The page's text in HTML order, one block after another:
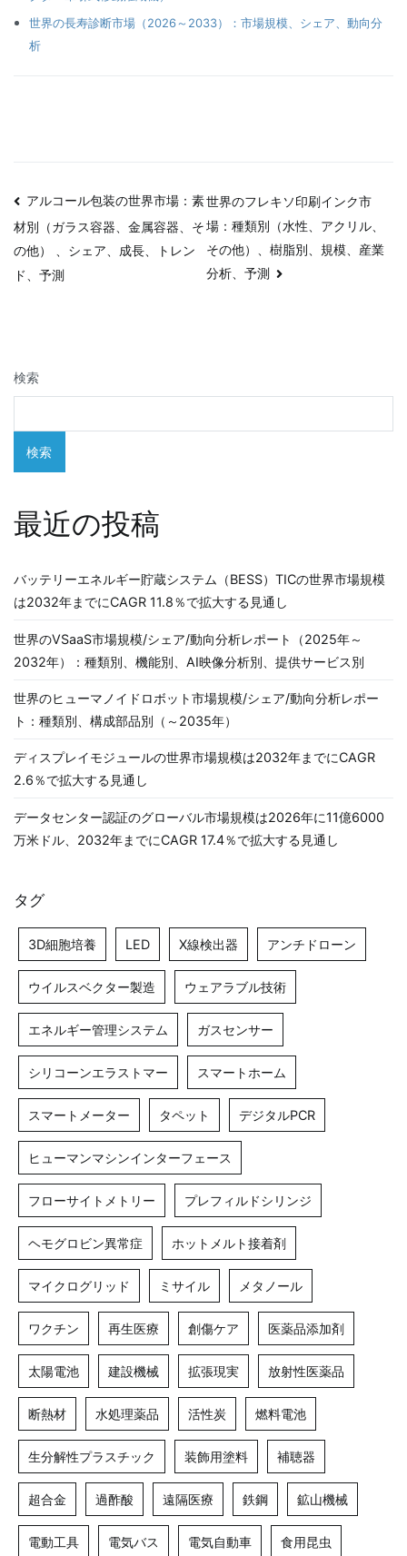
世界の長寿診断市場（2026～2033）：市場規模、シェア、動向分
析
投
稿
ナ
ー
シ
ョ
ン
アルコール包装の世界市場：素
材別（ガラス容器、金属容器、そ
の他） 、シェア、成長、トレン
ド、予測
世界のフレキソ印刷インク市
場：種類別（水性、アクリル、
その他）、樹脂別、規模、産業
分析、予測
検索
検索
最近の投稿
バッテリーエネルギー貯蔵システム（BESS）TICの世界市場規模
は2032年までにCAGR 11.8％で拡大する見通し
世界のVSaaS市場規模/シェア/動向分析レポート（2025年～
2032年）：種類別、機能別、AI映像分析別、提供サービス別
世界のヒューマノイドロボット市場規模/シェア/動向分析レポー
ト：種類別、構成部品別（～2035年）
ディスプレイモジュールの世界市場規模は2032年までにCAGR
2.6％で拡大する見通し
データセンター認証のグローバル市場規模は2026年に11億6000
万米ドル、2032年までにCAGR 17.4％で拡大する見通し
タグ
3D細胞培養 LED X線検出器 アンチドローン
ウイルスベクター製造 ウェアラブル技術
エネルギー管理システム ガスセンサー
シリコーンエラストマー スマートホーム
スマートメーター タペット デジタルPCR
ヒューマンマシンインターフェース
フローサイトメトリー プレフィルドシリンジ
ヘモグロビン異常症 ホットメルト接着剤
マイクログリッド ミサイル メタノール
ワクチン 再生医療 創傷ケア 医薬品添加剤
太陽電池 建設機械 拡張現実 放射性医薬品
断熱材 水処理薬品 活性炭 燃料電池
生分解性プラスチック 装飾用塗料 補聴器
超合金 過酢酸 遠隔医療 鉄鋼 鉱山機械
電動工具 電気バス 電気自動車 食用昆虫